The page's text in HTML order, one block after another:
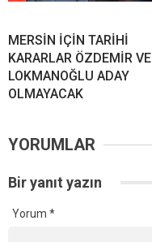
MERSİN İÇİN TARİHİ
KARARLAR ÖZDEMİR VE
LOKMANOĞLU ADAY
OLMAYACAK
YORUMLAR
Bir yanıt yazın
Yorum *